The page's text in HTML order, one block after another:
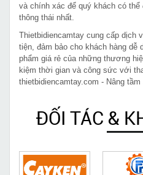
và chính xác để quý khách có thể
thông thái nhất.
Thietbidiencamtay cung cấp dịch
tiện, đảm bảo cho khách hàng dễ
phẩm giá rẻ của những thương
kiệm thời gian và công sức với
thietbidiencamtay.com - Nâng
ĐỐI TÁC &